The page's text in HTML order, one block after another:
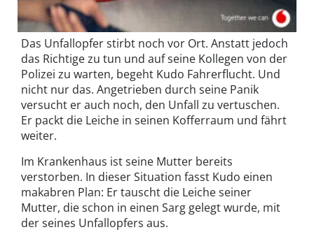
Das Unfallopfer stirbt noch vor Ort. Anstatt jedoch
das Richtige zu tun und auf seine Kollegen von der
Polizei zu warten, begeht Kudo Fahrerflucht. Und
nicht nur das. Angetrieben durch seine Panik
versucht er auch noch, den Unfall zu vertuschen.
Er packt die Leiche in seinen Kofferraum und fährt
weiter.
Im Krankenhaus ist seine Mutter bereits
verstorben. In dieser Situation fasst Kudo einen
makabren Plan: Er tauscht die Leiche seiner
Mutter, die schon in einen Sarg gelegt wurde, mit
der seines Unfallopfers aus.